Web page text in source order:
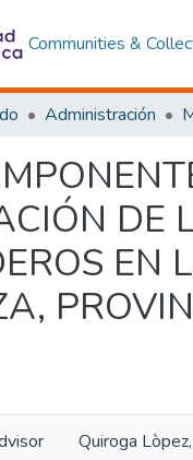
Communities &
Administración
DE
EN
Quiroga